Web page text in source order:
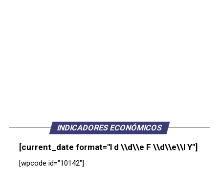
INDICADORES ECONÓMICOS
[current_date format="l d \\d\\e F \\d\\e\\l Y"]
[wpcode id="10142"]